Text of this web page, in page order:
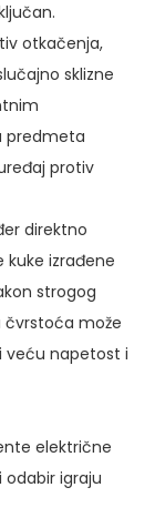
otkačenja,
sklizne
predmeta
protiv
direktno
kuke izrađene
strogog
čvrstoća može
veću napetost i
električne
odabir igraju